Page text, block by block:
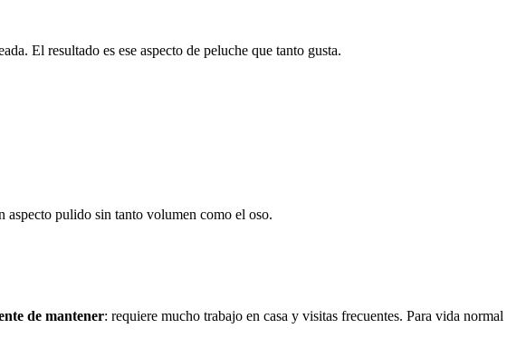
El resultado es ese aspecto de peluche que tanto gusta.
aspecto pulido sin tanto volumen como el oso.
de mantener: requiere mucho trabajo en casa y visitas frecuentes. Para vida normal